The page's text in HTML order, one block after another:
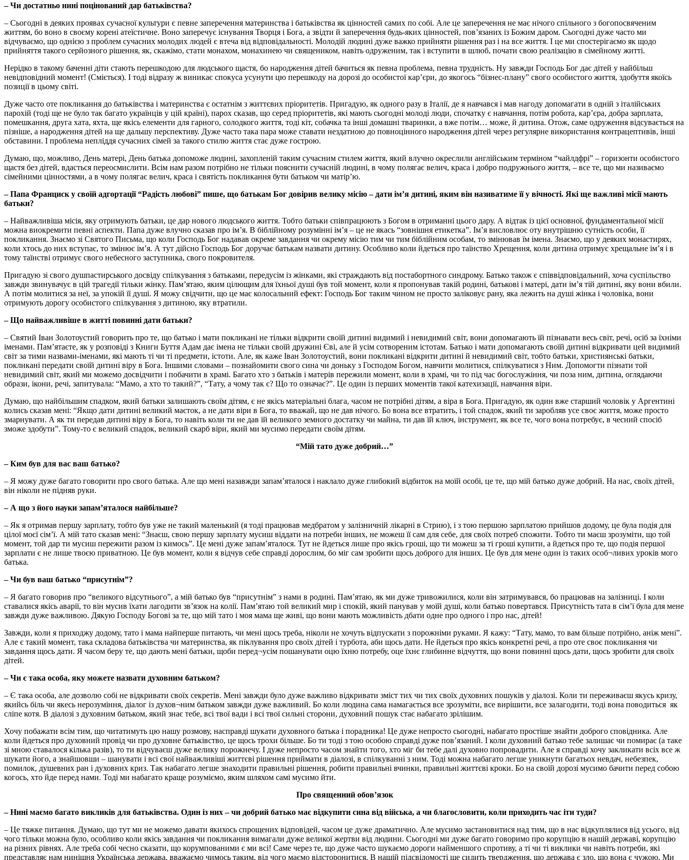
– Чи достатньо нині поцінований дар батьківства?
– Сьогодні в деяких проявах сучасної культури є певне заперечення материнства і батьківства як цінностей самих по собі. Але це заперечення не має нічого спільного з богопосвяченим
життям, бо воно в своєму корені атеїстичне. Воно заперечує існування Творця і Бога, а звідти й заперечення будь-яких цінностей, пов’язаних із Божим даром. Сьогодні дуже часто ми
відчуваємо, що однією з проблем сучасних молодих людей є втеча від відповідальності. Молодій людині дуже важко прийняти рішення раз і на все життя. І це ми спостерігаємо як щодо
прийняття такого серйозного рішення, як, скажімо, стати монахом, монахинею чи священиком, навіть одруженим, так і вступити в шлюб, почати свою реалізацію в сімейному житті.
Нерідко в такому баченні діти стають перешкодою для людського щастя, бо народження дітей бачиться як певна проблема, певна трудність. Ну завжди Господь Бог дає дітей у найбільш
невідповідний момент! (Сміється). І тоді відразу ж виникає спокуса усунути цю перешкоду на дорозі до особистої кар’єри, до якогось “бізнес-плану” свого особистого життя, здобуття якоїсь
позиції в цьому світі.
Дуже часто оте покликання до батьківства і материнства є остатнім з життєвих пріоритетів. Пригадую, як одного разу в Італії, де я навчався і мав нагоду допомагати в одній з італійських
парохій (тоді ще не було так багато українців у цій країні), парох сказав, що серед пріоритетів, які мають сьогодні молоді люди, спочатку є навчання, потім робота, кар’єра, добра зарплата,
помешкання, друга хата, яхта, ще якісь елементи для гарного, солодкого життя, тоді кіт, собачка та інші домашні тваринки, а вже потім… може, й дитина. Отож, саме одруження відсувається на
пізніше, а народження дітей на ще дальшу перспективу. Дуже часто така пара може ставати нездатною до повноцінного народження дітей через регулярне використання контрацептивів, інші
обставини. І проблема непліддя сучасних сімей за такого стилю життя стає дуже гострою.
Думаю, що, можливо, День матері, День батька допоможе людині, захопленій таким сучасним стилем життя, який влучно окреслили англійським терміном “чайлдфрі” – горизонти особистого
щастя без дітей, вдасться переосмислити. Всім нам разом потрібно не тільки пояснити сучасній людині, в чому полягає велич, краса і добро подружнього життя, – все те, що ми називаємо
сімейними цінностями, а в чому полягає велич, краса і святість покликання бути батьком чи матір’ю.
– Папа Франциск у своїй адгортації “Радість любові” пише, що батькам Бог довірив велику місію – дати ім’я дитині, яким він називатиме її у вічності. Які ще важливі місії мають
батьки?
– Найважливіша місія, яку отримують батьки, це дар нового людського життя. Тобто батьки співпрацюють з Богом в отриманні цього дару. А відтак із цієї основної, фундаментальної місії
можна виокремити певні аспекти. Папа дуже влучно сказав про ім’я. В біблійному розумінні ім’я – це не якась “зовнішня етикетка”. Ім’я висловлює оту внутрішню сутність особи, її
покликання. Знаємо зі Святого Письма, що коли Господь Бог надавав окреме завдання чи окрему місію тим чи тим біблійним особам, то змінював їм імена. Знаємо, що у деяких монастирях,
коли хтось до них вступає, то змінює ім’я. А тут дійсно Господь Бог доручає батькам назвати дитину. Особливо коли йдеться про таїнство Хрещення, коли дитина отримує хрещальне ім’я і в
тому таїнстві отримує свого небесного заступника, свого покровителя.
Пригадую зі свого душпастирського досвіду спілкування з батьками, передусім із жінками, які страждають від постабортного синдрому. Батько також є співвідповідальний, хоча суспільство
завжди звинувачує в цій трагедії тільки жінку. Пам’ятаю, яким цілющим для їхньої душі був той момент, коли я пропонував такій родині, батькові і матері, дати ім’я тій дитині, яку вони вбили.
А потім молитися за неї, за упокій її душі. Я можу свідчити, що це має колосальний ефект: Господь Бог таким чином не просто заліковує рану, яка лежить на душі жінка і чоловіка, вони
отримують дорогу особистого спілкування з дитиною, яку втратили.
– Що найважливіше в житті повинні дати батьки?
– Святий Іван Золотоустий говорить про те, що батько і мати покликані не тільки відкрити своїй дитині видимий і невидимий світ, вони допомагають їй пізнавати весь світ, речі, осіб за їхніми
іменами. Пам’ятаєте, як у розповіді з Книги Буття Адам дає імена не тільки своїй дружині Єві, але й усім сотвореним істотам. Батько і мати допомагають своїй дитині відкривати цей видимий
світ за тими назвами-іменами, які мають ті чи ті предмети, істоти. Але, як каже Іван Золотоустий, вони покликані відкрити дитині й невидимий світ, тобто батьки, християнські батьки,
покликані передати своїй дитині віру в Бога. Іншими словами – познайомити свого сина чи доньку з Господом Богом, навчити молитися, спілкуватися з Ним. Допомогти пізнати той
невидимий світ, який ми можемо досвідчити і побачити в храмі. Багато хто з батьків і матерів пережили момент, коли в храмі, чи то під час богослужіння, чи поза ним, дитина, оглядаючи
образи, ікони, речі, запитувала: “Мамо, а хто то такий?”, “Тату, а чому так є? Що то означає?”. Це один із перших моментів такої катехизації, навчання віри.
Думаю, що найбільшим спадком, який батьки залишають своїм дітям, є не якісь матеріальні блага, часом не потрібні дітям, а віра в Бога. Пригадую, як один вже старший чоловік у Аргентині
колись сказав мені: “Якщо дати дитині великий маєток, а не дати віри в Бога, то вважай, що не дав нічого. Бо вона все втратить, і той спадок, який ти заробляв усе своє життя, може просто
змарнувати. А як ти передав дитині віру в Бога, то навіть коли ти не дав їй великого земного достатку чи майна, ти дав їй ключ, інструмент, як все те, чого вона потребує, в чесний спосіб
зможе здобути”. Тому-то є великий спадок, великий скарб віри, який ми мусимо передати своїм дітям.
“Мій тато дуже добрий…”
– Ким був для вас ваш батько?
– Я можу дуже багато говорити про свого батька. Але що мені назавжди запам’яталося і наклало дуже глибокий відбиток на моїй особі, це те, що мій батько дуже добрий. На нас, своїх дітей,
він ніколи не підняв руки.
– А що з його науки запам’яталося найбільше?
– Як я отримав першу зарплату, тобто був уже не такий маленький (я тоді працював медбратом у залізничній лікарні в Стрию), і з тою першою зарплатою прийшов додому, це була подія для
цілої моєї сім’ї. А мій тато сказав мені: “Знаєш, свою першу зарплату мусиш віддати на потреби інших, не можеш її сам для себе, для своїх потреб спожити. Тобто ти маєш зрозуміти, що той
момент, той дар ти мусиш пережити разом із кимось”. Це мені дуже запам’яталося. Тут не йдеться лише про якісь гроші, що ти можеш за ті гроші купити, а йдеться про те, що подія першої
зарплати є не лише твоєю приватною. Це був момент, коли я відчув себе справді дорослим, бо міг сам зробити щось доброго для інших. Це був для мене один із таких особ¬ливих уроків мого
батька.
– Чи був ваш батько “присутнім”?
– Я багато говорив про “великого відсутнього”, а мій батько був “присутнім” з нами в родині. Пам’ятаю, як ми дуже тривожилися, коли він затримувався, бо працював на залізниці. І коли
ставалися якісь аварії, то він мусив їхати лагодити зв’язок на колії. Пам’ятаю той великий мир і спокій, який панував у моїй душі, коли батько повертався. Присутність тата в сім’ї була для мене
завжди дуже важливою. Дякую Господу Богові за те, що мій тато і моя мама ще живі, що вони мають можливість дбати одне про одного і про нас, дітей!
Завжди, коли я приходжу додому, тато і мама найперше питають, чи мені щось треба, ніколи не хочуть відпускати з порожніми руками. Я кажу: “Тату, мамо, то вам більше потрібно, аніж мені”.
Але є такий момент, така складова батьківства чи материнства, як піклування про своїх дітей і турбота, аби щось дати. Не йдеться про якісь конкретні речі, а про оте своє покликання чи
завдання щось дати. Я часом беру те, що дають мені батьки, щоби перед¬усім пошанувати оцю їхню потребу, оце їхнє глибинне відчуття, що вони повинні щось дати, щось зробити для своїх
дітей.
– Чи є така особа, яку можете назвати духовним батьком?
– Є така особа, але дозволю собі не відкривати своїх секретів. Мені завжди було дуже важливо відкривати зміст тих чи тих своїх духовних пошуків у діалозі. Коли ти переживаєш якусь кризу,
якийсь біль чи якесь нерозуміння, діалог із духов¬ним батьком завжди дуже важливий. Бо коли людина сама намагається все зрозуміти, все вирішити, все залагодити, тоді вона поводиться як
сліпе котя. В діалозі з духовним батьком, який знає тебе, всі твої вади і всі твої сильні сторони, духовний пошук стає набагато зрілішим.
Хочу побажати всім тим, що читатимуть цю нашу розмову, насправді шукати духовного батька і порадника! Це дуже непросто сьогодні, набагато простіше знайти доброго сповідника. Але
коли йдеться про духовний провід чи про духовне батьківство, це щось трохи більше. Бо ти тоді з тою особою справді дуже пов’язаний. І коли духовний батько тебе залишає чи помирає (а таке
зі мною ставалося кілька разів), то ти відчуваєш дуже велику порожнечу. І дуже непросто часом знайти того, хто міг би тебе далі духовно попровадити. Але я справді хочу закликати всіх все ж
шукати його, а знайшовши – шанувати і всі свої найважливіші життєві рішення приймати в діалозі, в спілкуванні з ним. Тоді можна набагато легше уникнути багатьох невдач, небезпек,
помилок, душевних ран і духовних криз. Так набагато легше знаходити правильні рішення, робити правильні вчинки, правильні життєві кроки. Бо на своїй дорозі мусимо бачити перед собою
когось, хто йде перед нами. Тоді ми набагато краще розуміємо, яким шляхом самі мусимо йти.
Про священний обов’язок
– Нині маємо багато викликів для батьківства. Один із них – чи добрий батько має відкупити сина від війська, а чи благословити, коли приходить час іти туди?
– Це тяжке питання. Думаю, що тут ми не можемо давати якихось спрощених відповідей, часом це дуже драматично. Але мусимо застановитися над тим, що в нас відкуплялися від усього, від
чого тільки можна було, особливо коли якісь завдання чи покликання вимагали дуже великої жертви від людини. Сьогодні ми дуже багато говоримо про корупцію в нашій державі, корупцію
на різних рівнях. Але треба собі чесно сказати, що корумпованими є ми всі! Саме через те, що дуже часто шукаємо дороги найменшого спротиву, а ті чи ті виклики чи навіть потреби, які
представляє нам нинішня Українська держава, вважаємо чимось таким, від чого маємо відсторонитися. В нашій підсвідомості ще сидить твердження, що держава є зло, що вона є чужою. Ми